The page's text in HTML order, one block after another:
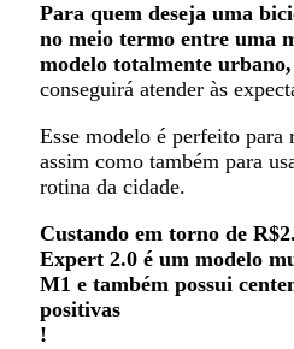
Para quem deseja uma
no meio termo entre uma
modelo totalmente urbano,
conseguirá atender às
Esse modelo é perfeito para
assim como também para
rotina da cidade.
Custando em torno de
Expert 2.0 é um modelo
M1 e também possui
positivas
!